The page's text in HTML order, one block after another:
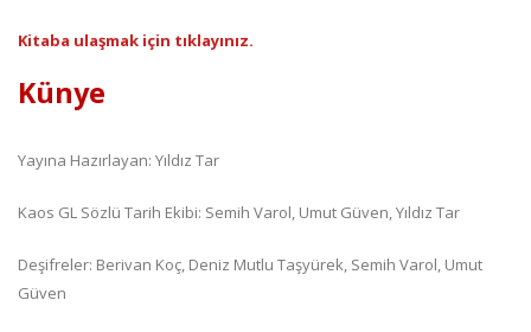
Kitaba ulaşmak için tıklayınız.
Künye
Yayına Hazırlayan: Yıldız Tar
Kaos GL Sözlü Tarih Ekibi: Semih Varol, Umut Güven, Yıldız Tar
Deşifreler: Berivan Koç, Deniz Mutlu Taşyürek, Semih Varol, Umut
Güven